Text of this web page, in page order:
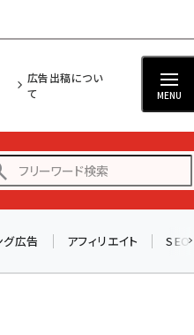
広告出稿につい
て
MENU
グ広告 アフィリエイト SEO